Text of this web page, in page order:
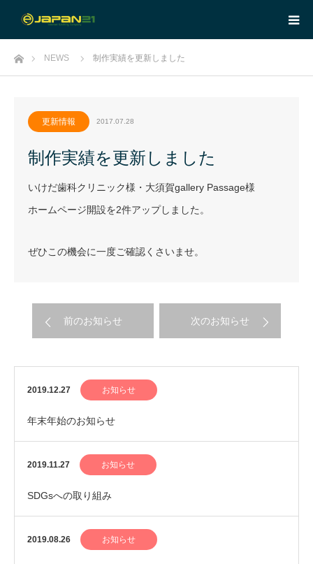
ホームNEWS 制作実績を更新しました
更新情報 2017.07.28
制作実績を更新しました
いけだ歯科クリニック様・大須賀gallery Passage様
ホームページ開設を2件アップしました。
ぜひこの機会に一度ご確認くさいませ。
前のお知らせ 次のお知らせ
2019.12.27 お知らせ
年末年始のお知らせ
2019.11.27 お知らせ
SDGsへの取り組み
2019.08.26 お知らせ